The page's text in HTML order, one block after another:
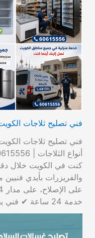
فني تصليح ثلاجات الكويت 24
كنت في الكويت خلال
والفريزرات بأيدي
خدمة 24 ساعة ✔ فني يصل خلال 30 دقيقة…